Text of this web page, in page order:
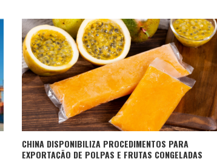
CHINA DISPONIBILIZA PROCEDIMENTOS PARA
EXPORTAÇÃO DE POLPAS E FRUTAS CONGELADAS